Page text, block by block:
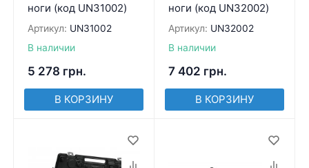
ноги (код UN31002)
Артикул: UN31002
В наличии
5 278 грн.
В КОРЗИНУ
ноги (код UN32002)
Артикул: UN32002
В наличии
7 402 грн.
В КОРЗИНУ